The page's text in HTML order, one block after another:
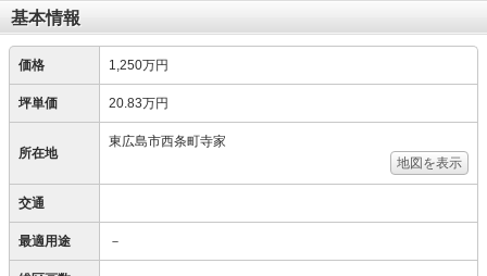
基本情報
価格 1,250万円
坪単価 20.83万円
所在地
東広島市西条町寺家
地図を表示
交通
最適用途 －